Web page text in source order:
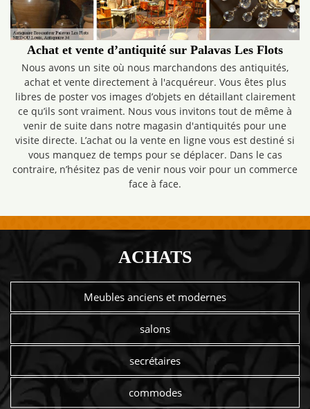
Achat et vente d’antiquité sur Palavas Les Flots
Nous avons un site où nous marchandons des antiquités,
achat et vente directement à l'acquéreur. Vous êtes plus
libres de poster vos images d’objets en détaillant clairement
ce qu’ils sont vraiment. Nous vous invitons tout de même à
venir de suite dans notre magasin d'antiquités pour une
visite directe. L’achat ou la vente en ligne vous est destiné si
vous manquez de temps pour se déplacer. Dans le cas
contraire, n’hésitez pas de venir nous voir pour un commerce
face à face.
ACHATS
Meubles anciens et modernes
salons
secrétaires
commodes